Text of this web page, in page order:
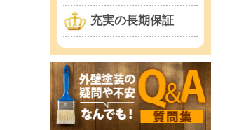
充実の長期保証